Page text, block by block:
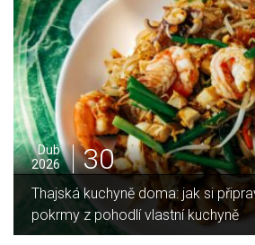
Led
2026
16
Jaký je rozdíl mezi indukční a
deskou?